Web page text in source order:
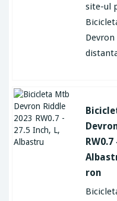
site-ul
ron